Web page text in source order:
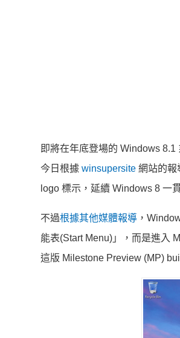
即將在年底登場的 Windows
今日根據 winsupersite 網站的報
logo 標示，延續 Windows 8 一
不過根據其他媒體報導 ，
能表(Start Menu)」，而是進入
這版 Milestone Preview (MP)